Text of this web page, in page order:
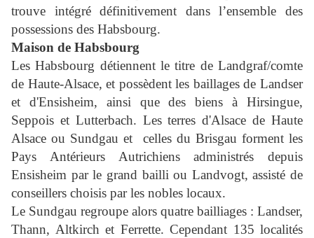
trouve intégré définitivement dans l’ensemble des
possessions des Habsbourg.
Maison de Habsbourg
Les Habsbourg détiennent le titre de Landgraf/comte
de Haute-Alsace, et possèdent les baillages de Landser
et d'Ensisheim, ainsi que des biens à Hirsingue,
Seppois et Lutterbach. Les terres d'Alsace de Haute
Alsace ou Sundgau et
celles du Brisgau forment les
Pays Antérieurs Autrichiens administrés depuis
Ensisheim par le grand bailli ou Landvogt, assisté de
conseillers choisis par les nobles locaux.
Le Sundgau regroupe alors quatre bailliages : Landser,
Thann, Altkirch et Ferrette. Cependant 135 localités